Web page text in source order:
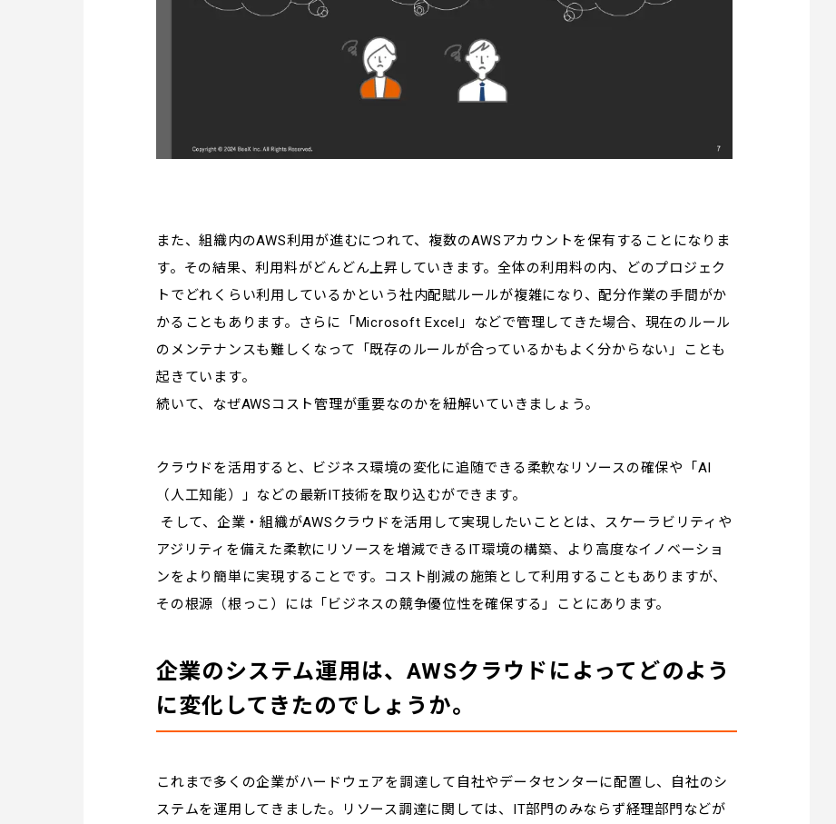
また、組織内のAWS利用が進むにつれて、複数のAWSアカウントを保有することになりま
す。その結果、利用料がどんどん上昇していきます。全体の利用料の内、どのプロジェク
トでどれくらい利用しているかという社内配賦ルールが複雑になり、配分作業の手間がか
かることもあります。さらに「Microsoft Excel」などで管理してきた場合、現在のルール
のメンテナンスも難しくなって「既存のルールが合っているかもよく分からない」ことも
起きています。
続いて、なぜAWSコスト管理が重要なのかを紐解いていきましょう。
クラウドを活用すると、ビジネス環境の変化に追随できる柔軟なリソースの確保や「AI
（人工知能）」などの最新IT技術を取り込むができます。
そして、企業・組織がAWSクラウドを活用して実現したいこととは、スケーラビリティや
アジリティを備えた柔軟にリソースを増減できるIT環境の構築、より高度なイノベーショ
ンをより簡単に実現することです。コスト削減の施策として利用することもありますが、
その根源（根っこ）には「ビジネスの競争優位性を確保する」ことにあります。
企業のシステム運用は、AWSクラウドによってどのよう
に変化してきたのでしょうか。
これまで多くの企業がハードウェアを調達して自社やデータセンターに配置し、自社のシ
ステムを運用してきました。リソース調達に関しては、IT部門のみならず経理部門などが